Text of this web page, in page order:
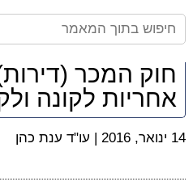
חוק המכר
אחריות לקונה
14 ינואר, 2016 | עו"ד ענת כהן